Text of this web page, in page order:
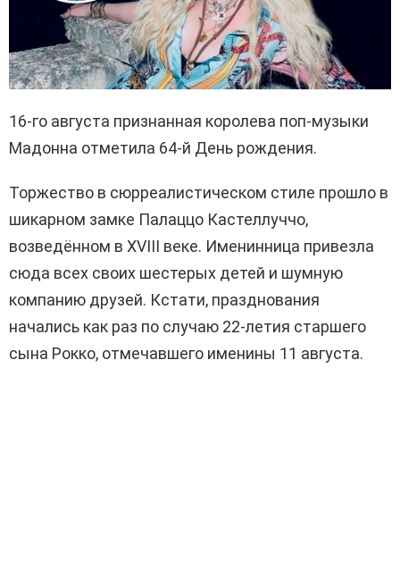
16-го августа признанная королева поп-музыки
Мадонна отметила 64-й День рождения.
Торжество в сюрреалистическом стиле прошло в
шикарном замке Палаццо Кастеллуччо,
возведённом в XVIII веке. Именинница привезла
сюда всех своих шестерых детей и шумную
компанию друзей. Кстати, празднования
начались как раз по случаю 22-летия старшего
сына Рокко, отмечавшего именины 11 августа.